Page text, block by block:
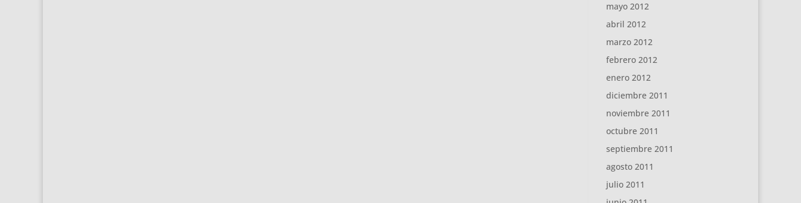
mayo 2012
abril 2012
marzo 2012
febrero 2012
enero 2012
diciembre 2011
noviembre 2011
octubre 2011
septiembre 2011
agosto 2011
julio 2011